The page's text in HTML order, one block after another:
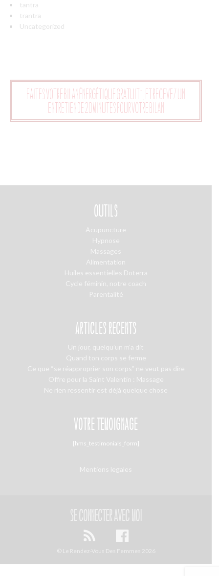
tantra
trantra
Uncategorized
Faites votre bilan énergétique gratuit", et recevez un
entretien de 20 minutes pour votre bilan
OUTILS
Acupuncture
Hypnose
Massages
Alimentation
Huiles essentielles Doterra
Cycle féminin, notre coach
Parentalité
ARTICLES RÉCENTS
Un jour, quelqu’un m’a dit
Quand ton corps se ferme
Ce que “se réapproprier son corps” ne veut pas dire
Offre pour la Saint Valentin : Massage
Ne rien ressentir est déjà quelque chose
VOTRE TÉMOIGNAGE
[hms_testimonials_form]
Mentions legales
se connecter avec moi
© Le Rendez-Vous Des Femmes 2026